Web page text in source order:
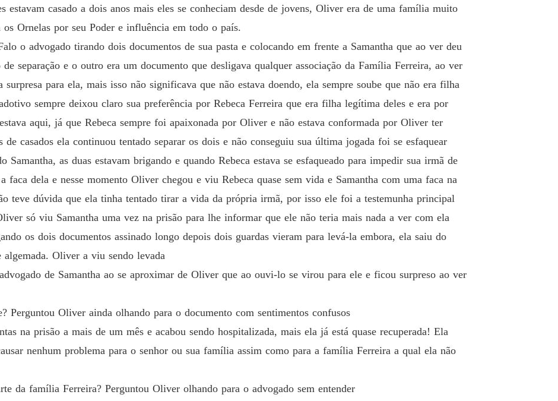
estavam casado a dois anos mais eles se conheciam desde de jovens, Oliver era de uma família muito
Ornelas por seu Poder e influência em todo o país.
o advogado tirando dois documentos de sua pasta e colocando em frente a Samantha que ao ver deu
separação e o outro era um documento que desligava qualquer associação da Família Ferreira, ao ver
surpresa para ela, mais isso não significava que não estava doendo, ela sempre soube que não era filha
sempre deixou claro sua preferência por Rebeca Ferreira que era filha legítima deles e era por
aqui, já que Rebeca sempre foi apaixonada por Oliver e não estava conformada por Oliver ter
de casados ela continuou tentado separar os dois e não conseguiu sua última jogada foi se esfaquear
Samantha, as duas estavam brigando e quando Rebeca estava se esfaqueado para impedir sua irmã de
faca dela e nesse momento Oliver chegou e viu Rebeca quase sem vida e Samantha com uma faca na
teve dúvida que ela tinha tentado tirar a vida da própria irmã, por isso ele foi a testemunha principal
só viu Samantha uma vez na prisão para lhe informar que ele não teria mais nada a ver com ela
os dois documentos assinado longo depois dois guardas vieram para levá-la embora, ela saiu do
Oliver a viu sendo levada
de Samantha ao se aproximar de Oliver que ao ouvi-lo se virou para ele e ficou surpreso ao ver
Perguntou Oliver ainda olhando para o documento com sentimentos confusos
na prisão a mais de um mês e acabou sendo hospitalizada, mais ela já está quase recuperada! Ela
nenhum problema para o senhor ou sua família assim como para a família Ferreira a qual ela não
da família Ferreira? Perguntou Oliver olhando para o advogado sem entender